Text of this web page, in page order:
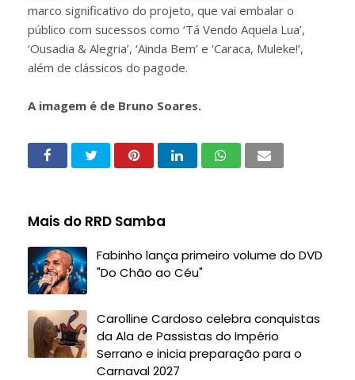
marco significativo do projeto, que vai embalar o
público com sucessos como ‘Tá Vendo Aquela Lua’,
‘Ousadia & Alegria’, ‘Ainda Bem’ e ‘Caraca, Muleke!’,
além de clássicos do pagode.
A imagem é de Bruno Soares.
Mais do RRD Samba
Fabinho lança primeiro volume do DVD
"Do Chão ao Céu"
Carolline Cardoso celebra conquistas
da Ala de Passistas do Império
Serrano e inicia preparação para o
Carnaval 2027